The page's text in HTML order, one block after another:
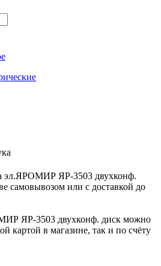
эл.ЯРОМИР ЯР-3503 двухконф.
самовывозом или с доставкой до
ЯР-3503 двухконф. диск можно
картой в магазине, так и по счёту